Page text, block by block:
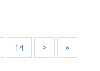
14 > »